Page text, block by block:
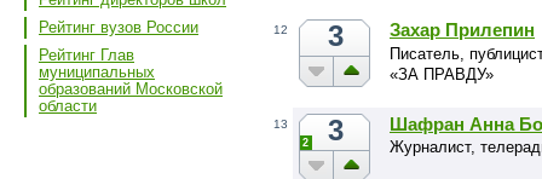
Рейтинг вузов России
Рейтинг Глав
муниципальных
образований Московской
области
12 3 Захар Прилепин
Писатель,
«ЗА ПРАВДУ»
13 3
2
Шафран Анна
Журналист,